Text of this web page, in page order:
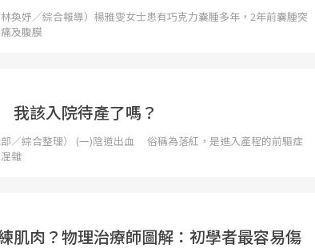
林奐妤／綜合報導）楊雅雯女士患有巧克力囊腫多年，2年前囊腫突
及腹膜
該入院待產了嗎？
部／綜合整理） (一)陰道出血 俗稱為落紅，是進入產程的前驅症
雜
肌肉？物理治療師圖解：初學者最容易傷